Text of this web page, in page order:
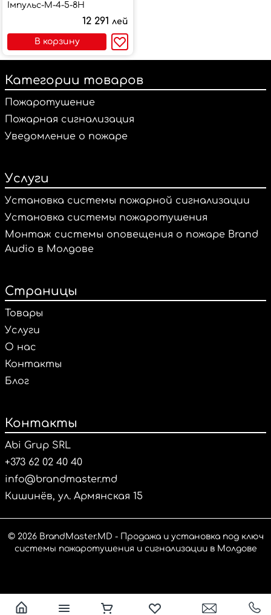
Імпульс-М-4-5-8Н
12 291 лей
В корзину
Категории товаров
Пожаротушение
Пожарная сигнализация
Уведомление о пожаре
Услуги
Установка системы пожарной сигнализации
Установка системы пожаротушения
Монтаж системы оповещения о пожаре Brand
Audio в Молдове
Страницы
Товары
Услуги
О нас
Контакты
Блог
Контакты
Abi Grup SRL
+373 62 02 40 40
info@brandmaster.md
Кишинёв, ул. Армянская 15
© 2026 BrandMaster.MD - Продажа и установка под ключ
системы пожаротушения и сигнализации в Молдове